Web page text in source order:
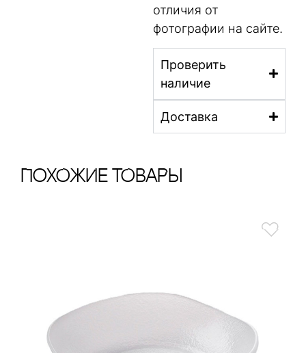
отличия от
фотографии на сайте.
Проверить
наличие
Доставка
ПохОжИе тОваРы